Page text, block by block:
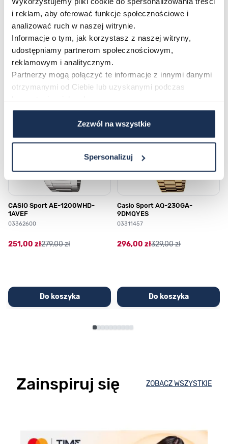
i reklam, aby oferować funkcje społecznościowe i
analizować ruch w naszej witrynie.
Informacje o tym, jak korzystasz z naszej witryny,
udostępniamy partnerom społecznościowym,
reklamowym i analitycznym.
Partnerzy mogą połączyć te informacje z innymi danymi
otrzymanymi od Ciebie lub uzyskanymi podczas
Zezwól na wszystkie
Spersonalizuj
Płatność i dostawa
Najczęściej kupowane
CASIO Sport AE-1200WHD-
1AVEF
03362600
251,00 zł279,00 zł
Do koszyka
Casio Sport AQ-230GA-
9DMQYES
03311457
296,00 zł329,00 zł
Do koszyka
Zainspiruj się ZOBACZ WSZYSTKIE